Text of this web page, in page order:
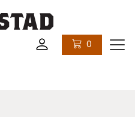
0